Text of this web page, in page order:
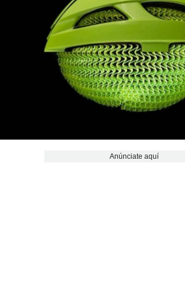
Anúnciate aquí